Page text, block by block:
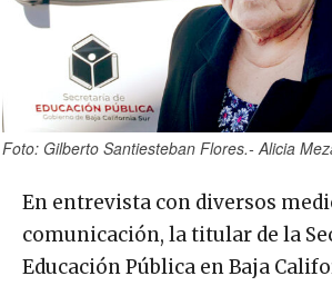
Foto: Gilberto Santiesteban Flores.- Alicia
En entrevista con diversos
comunicación, la titular de la
Educación Pública en Baja